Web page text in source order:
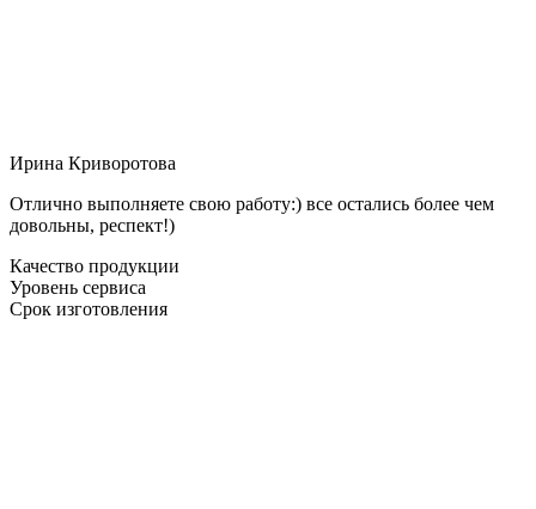
Ирина Криворотова
Отлично выполняете свою работу:) все остались более чем
довольны, респект!)
Качество продукции
Уровень сервиса
Срок изготовления